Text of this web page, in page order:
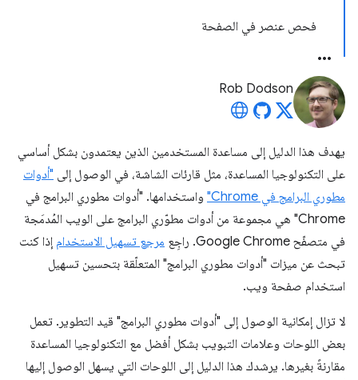
فحص عنصر في الصفحة
Rob Dodson
يهدف هذا الدليل إلى مساعدة المستخدمين الذين يعتمدون بشكل أساسي
على التكنولوجيا المساعدة، مثل قارئات الشاشة، في الوصول إلى "أدوات
مطوري البرامج في Chrome"
واستخدامها. "أدوات مطوري البرامج في
Chrome" هي مجموعة من أدوات مطوّري البرامج على الويب المُدمَجة
في متصفّح Google Chrome. راجِع
مرجع تسهيل الاستخدام إذا كنت
تبحث عن ميزات "أدوات مطوري البرامج" المتعلّقة بتحسين تسهيل
استخدام صفحة ويب.
لا تزال إمكانية الوصول إلى "أدوات مطوري البرامج" قيد التطوير. تعمل
بعض اللوحات وعلامات التبويب بشكل أفضل مع التكنولوجيا المساعدة
مقارنةً بغيرها. يرشدك هذا الدليل إلى اللوحات التي يسهل الوصول إليها